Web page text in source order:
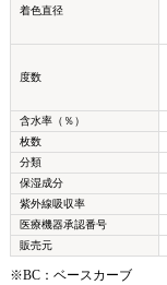
着色直径
度数
含水率（％）
枚数
分類
保湿成分
紫外線吸収率
医療機器承認番号
販売元
※BC：ベースカーブ